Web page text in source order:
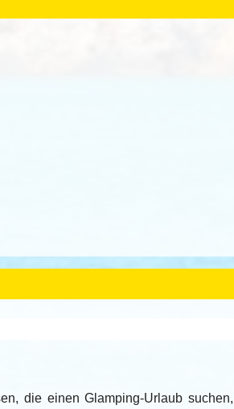
die einen Glamping-Urlaub